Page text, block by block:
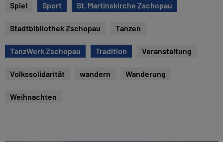
Spiel Sport St. Martinskirche Zschopau
Stadtbibliothek Zschopau Tanzen
TanzWerk Zschopau Tradition Veranstaltung
Volkssolidarität wandern Wanderung
Weihnachten